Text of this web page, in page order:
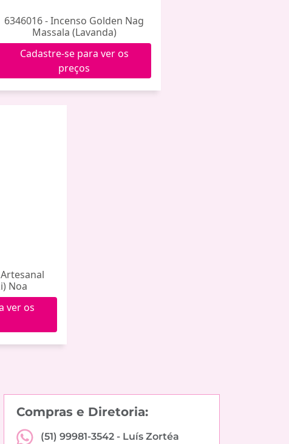
6346016 - Incenso Golden Nag
Massala (Lavanda)
Cadastre-se para ver os
preços
Noa
ver os
Compras e Diretoria:
(51) 99981-3542 - Luís Zortéa